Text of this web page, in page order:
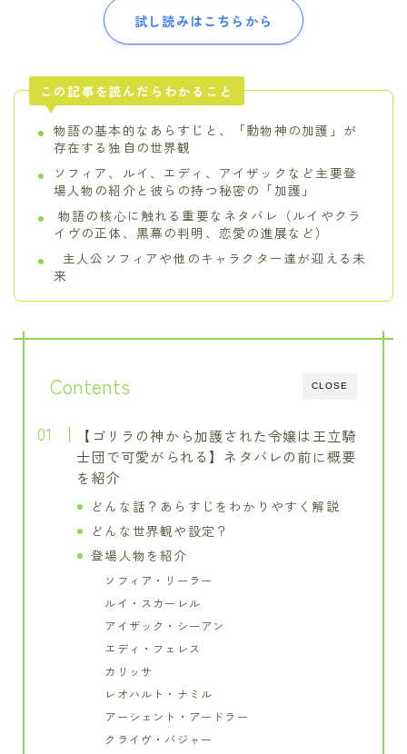
試し読みはこちらから
この記事を読んだらわかること
物語の基本的なあらすじと、「動物神の加護」が
存在する独自の世界観
ソフィア、ルイ、エディ、アイザックなど主要登
場人物の紹介と彼らの持つ秘密の「加護」
物語の核心に触れる重要なネタバレ（ルイやクラ
イヴの正体、黒幕の判明、恋愛の進展など）
主人公ソフィアや他のキャラクター達が迎える未
来
CLOSE
Contents
【ゴリラの神から加護された令嬢は王立騎
士団で可愛がられる】ネタバレの前に概要
を紹介
どんな話？あらすじをわかりやすく解説
どんな世界観や設定？
登場人物を紹介
ソフィア・リーラー
ルイ・スカーレル
アイザック・シーアン
エディ・フェレス
カリッサ
レオハルト・ナミル
アーシェント・アードラー
クライヴ・バジャー